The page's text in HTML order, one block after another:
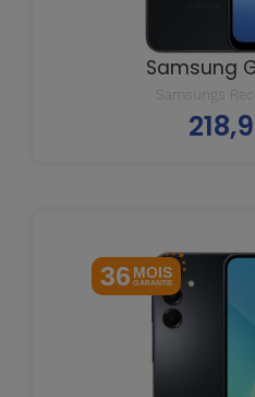
Samsung
Samsungs
36 MOIS
GARANTIE